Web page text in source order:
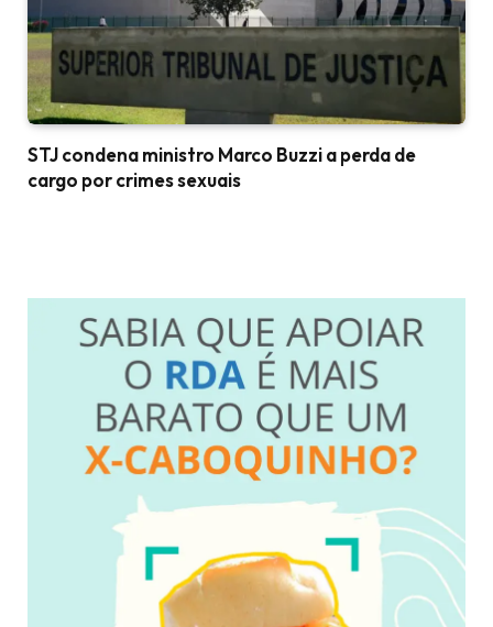
STJ condena ministro Marco Buzzi a perda de
cargo por crimes sexuais